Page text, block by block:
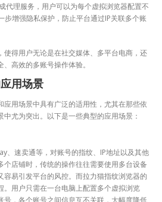
代理服务，用户可以为每个虚拟浏览器配置不
步增强隐私保护，防止平台通过IP关联多个账
使得用户无论是在社交媒体、多平台电商，还
高效的多账号操作体验。
用场景
用场景中具有广泛的适用性，尤其在那些依
尤为突出。以下是一些典型的应用场景：
、速卖通等，对账号的指纹、IP地址以及其他
店铺时，传统的操作往往需要使用多台设备
易引发平台的风控。而拉力猫指纹浏览器的
。用户只需在一台电脑上配置多个虚拟浏览
，各个账号之间信息互不关联，大幅度降低